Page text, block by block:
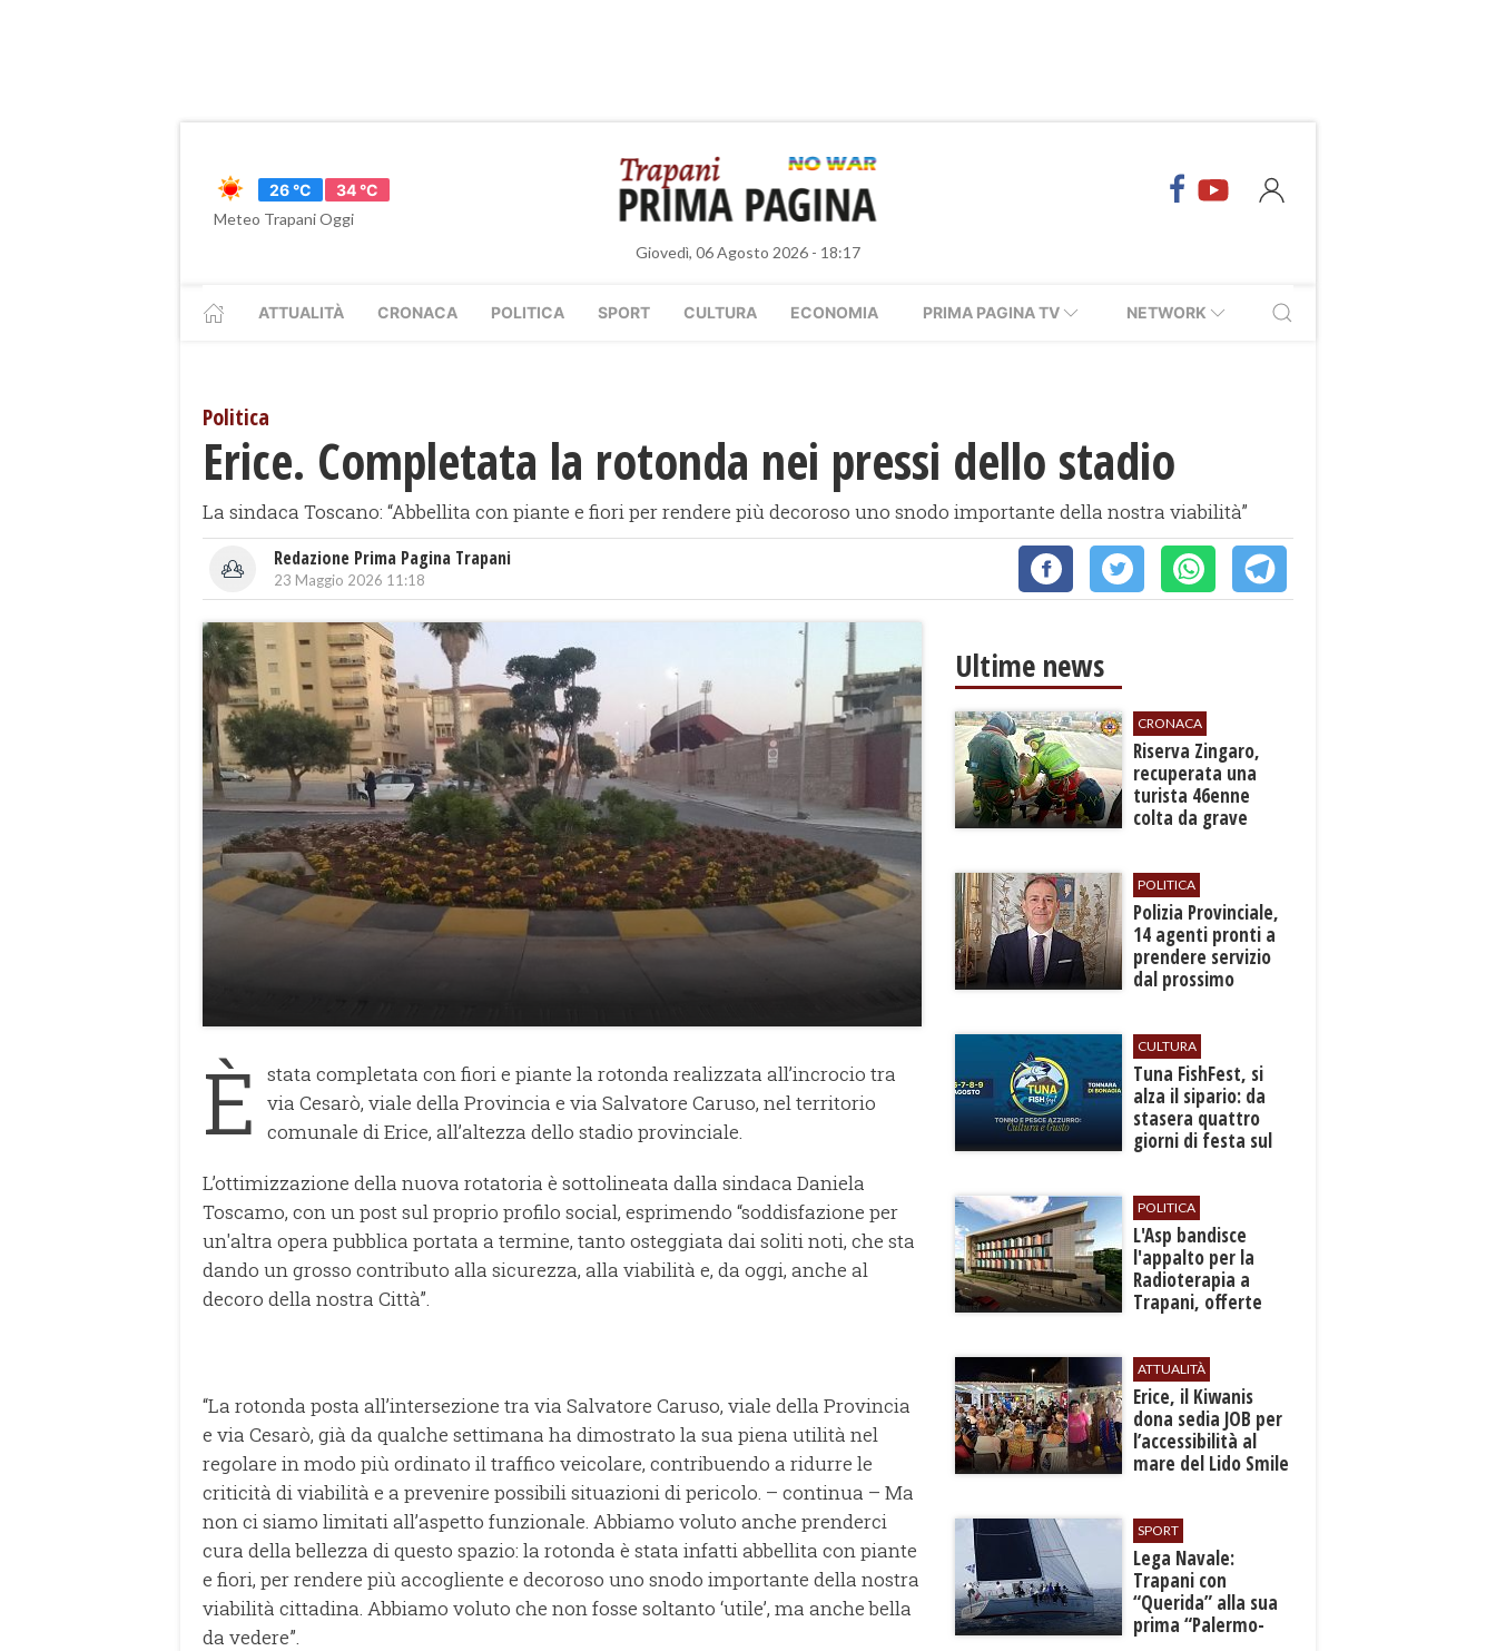
26 °C
34 °C
Meteo Trapani Oggi
Giovedì, 06 Agosto 2026 - 18:17
ATTUALITÀ CRONACA POLITICA SPORT CULTURA ECONOMIA PRIMA PAGINA TV NETWORK
Politica
​Erice. Completata la rotonda nei pressi dello stadio
La sindaca Toscano: “Abbellita con piante e fiori per rendere più decoroso uno snodo importante della nostra viabilità”
Redazione Prima Pagina Trapani
23 Maggio 2026 11:18
È
stata completata con fiori e piante la rotonda realizzata all’incrocio tra
via Cesarò, viale della Provincia e via Salvatore Caruso, nel territorio
comunale di Erice, all’altezza dello stadio provinciale.
L’ottimizzazione della nuova rotatoria è sottolineata dalla sindaca Daniela
Toscamo, con un post sul proprio profilo social, esprimendo “soddisfazione per
un'altra opera pubblica portata a termine, tanto osteggiata dai soliti noti, che sta
dando un grosso contributo alla sicurezza, alla viabilità e, da oggi, anche al
decoro della nostra Città”.
“La rotonda posta all’intersezione tra via Salvatore Caruso, viale della Provincia
e via Cesarò, già da qualche settimana ha dimostrato la sua piena utilità nel
regolare in modo più ordinato il traffico veicolare, contribuendo a ridurre le
criticità di viabilità e a prevenire possibili situazioni di pericolo. – continua – Ma
non ci siamo limitati all’aspetto funzionale. Abbiamo voluto anche prenderci
cura della bellezza di questo spazio: la rotonda è stata infatti abbellita con piante
e fiori, per rendere più accogliente e decoroso uno snodo importante della nostra
viabilità cittadina. Abbiamo voluto che non fosse soltanto ‘utile’, ma anche bella
da vedere”.
Ultime news
CRONACA
​Riserva Zingaro,
recuperata una
turista 46enne
colta da grave
POLITICA
​Polizia Provinciale,
14 agenti pronti a
prendere servizio
dal prossimo
CULTURA
​Tuna FishFest, si
alza il sipario: da
stasera quattro
giorni di festa sul
POLITICA
L'Asp bandisce
l'appalto per la
Radioterapia a
Trapani, offerte
ATTUALITÀ
​Erice, il Kiwanis
dona sedia JOB per
l’accessibilità al
mare del Lido Smile
SPORT
​Lega Navale:
Trapani con
“Querida” alla sua
prima “Palermo-